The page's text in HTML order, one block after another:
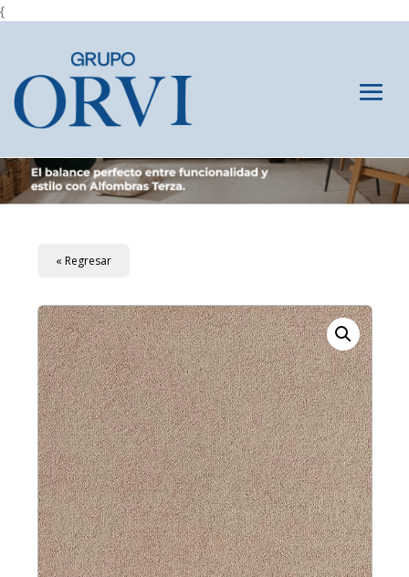
{
« Regresar